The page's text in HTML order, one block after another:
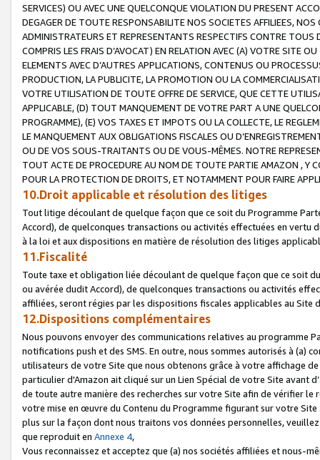
SERVICES) OU AVEC UNE QUELCONQUE VIOLATION DU PRESENT
DEGAGER DE TOUTE RESPONSABILITE NOS SOCIETES AFFILIEES,
ADMINISTRATEURS ET REPRESENTANTS RESPECTIFS CONTRE
COMPRIS LES FRAIS D’AVOCAT) EN RELATION AVEC (A) VOTRE SITE
ELEMENTS AVEC D’AUTRES APPLICATIONS, CONTENUS OU
PRODUCTION, LA PUBLICITE, LA PROMOTION OU LA
VOTRE UTILISATION DE TOUTE OFFRE DE SERVICE, QUE CETTE
APPLICABLE, (D) TOUT MANQUEMENT DE VOTRE PART A UNE
PROGRAMME), (E) VOS TAXES ET IMPOTS OU LA COLLECTE, LE
LE MANQUEMENT AUX OBLIGATIONS FISCALES OU
OU DE VOS SOUS-TRAITANTS OU DE VOUS-MÊMES. NOTRE
TOUT ACTE DE PROCEDURE AU NOM DE TOUTE PARTIE AMAZON , Y
POUR LA PROTECTION DE DROITS, ET NOTAMMENT POUR FAIRE
10.Droit applicable et résolution des litiges
Tout litige découlant de quelque façon que ce soit du Programme
Accord), de quelconques transactions ou activités effectuées en vertu
à la loi et aux dispositions en matière de résolution des litiges
11.Fiscalité
Toute taxe et obligation liée découlant de quelque façon que ce soit
ou avérée dudit Accord), de quelconques transactions ou activités
affiliées, seront régies par les dispositions fiscales applicables au Site
12.Dispositions complémentaires
Nous pouvons envoyer des communications relatives au programme
notifications push et des SMS. En outre, nous sommes autorisés à
utilisateurs de votre Site que nous obtenons grâce à votre affichage
particulier d'Amazon ait cliqué sur un Lien Spécial de votre Site avant
de toute autre manière des recherches sur votre Site afin de vérifier
votre mise en œuvre du Contenu du Programme figurant sur votre
plus sur la façon dont nous traitons vos données personnelles,
que reproduit en Annexe 4,
Vous reconnaissez et acceptez que (a) nos sociétés affiliées et nous-